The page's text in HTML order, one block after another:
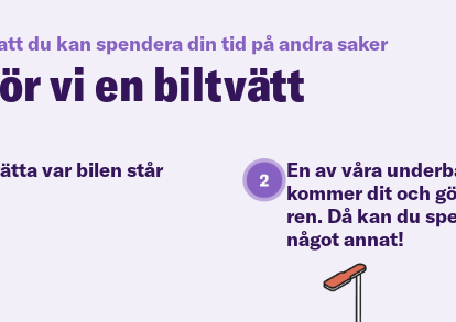
du kan spendera din tid på andra saker
vi en biltvätt
var bilen står
En av våra
kommer dit och
ren. Då kan du
något annat!